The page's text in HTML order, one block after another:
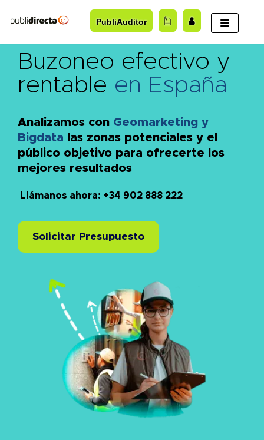
al
PubliAuditor
Buzoneo efectivo y
rentable en España
Analizamos con Geomarketing y
Bigdata las zonas potenciales y el
público objetivo para ofrecerte los
mejores resultados
Llámanos ahora: +34 902 888 222
Solicitar Presupuesto